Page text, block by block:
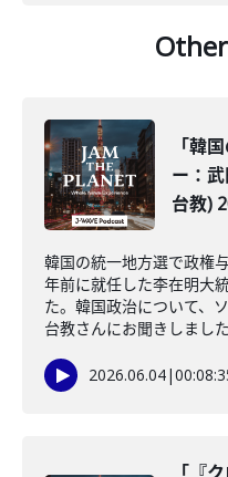
「韓
ー：
台教)
韓国の統一地方選で政権
年前に就任した李在明大
た。韓国政治について、
台教さんにお聞きしまし
2026.06.04|